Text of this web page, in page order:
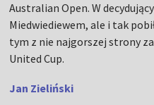
Australian Open. W
Miedwiediewem, ale i tak
tym z nie najgorszej strony
United Cup.
Jan Zieliński